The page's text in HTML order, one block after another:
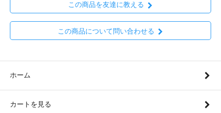
この商品を友達に教える
この商品について問い合わせる
ホーム
カートを見る